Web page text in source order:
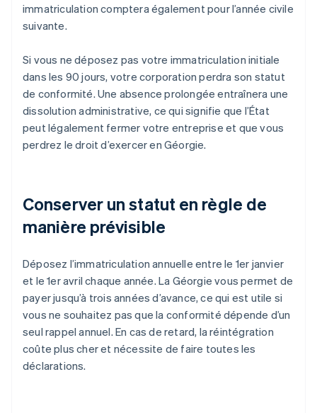
immatriculation comptera également pour l’année civile
suivante.
Si vous ne déposez pas votre immatriculation initiale
dans les 90 jours, votre corporation perdra son statut
de conformité. Une absence prolongée entraînera une
dissolution administrative, ce qui signifie que l’État
peut légalement fermer votre entreprise et que vous
perdrez le droit d’exercer en Géorgie.
Conserver un statut en règle de
manière prévisible
Déposez l’immatriculation annuelle entre le 1er janvier
et le 1er avril chaque année. La Géorgie vous permet de
payer jusqu’à trois années d’avance, ce qui est utile si
vous ne souhaitez pas que la conformité dépende d’un
seul rappel annuel. En cas de retard, la réintégration
coûte plus cher et nécessite de faire toutes les
déclarations.